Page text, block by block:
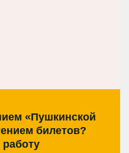
«Пушкинской
билетов?
работу